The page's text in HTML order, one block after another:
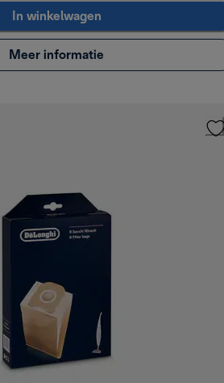
In winkelwagen
Meer informatie